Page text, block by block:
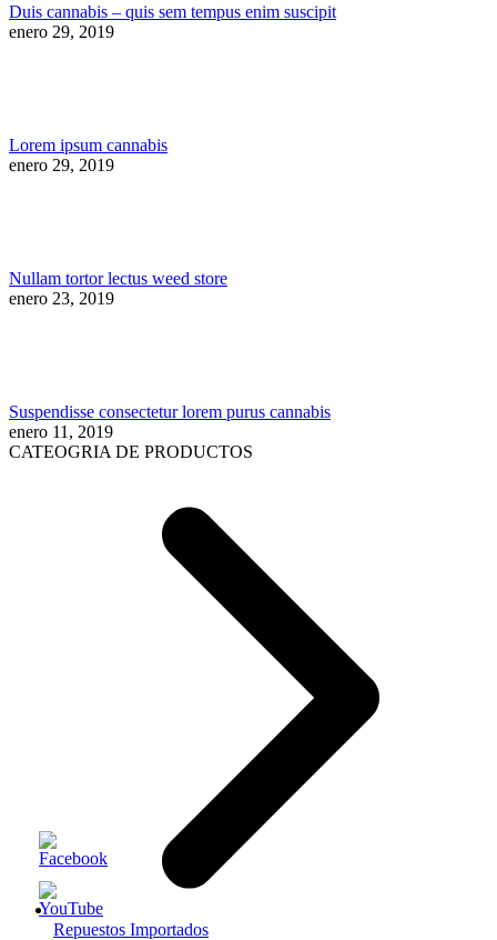
Duis cannabis – quis sem tempus enim suscipit
enero 29, 2019
Lorem ipsum cannabis
enero 29, 2019
Nullam tortor lectus weed store
enero 23, 2019
Suspendisse consectetur lorem purus cannabis
enero 11, 2019
CATEOGRIA DE PRODUCTOS
Repuestos Importados